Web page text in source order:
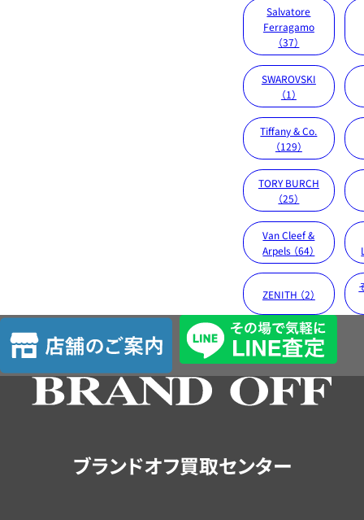
Salvatore
Ferragamo
（37）
SWAROVSKI
（1）
Tiffany & Co.
（129）
TORY BURCH
（25）
Van Cleef &
Arpels （64）
ZENITH （2）
店
舗
の
ブランドオフ買取センター